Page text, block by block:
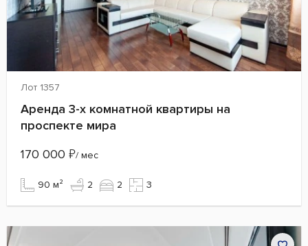
Лот 1357
Аренда 3-х комнатной квартиры на
проспекте мира
170 000 ₽/ мес
90 м² 2 2 3